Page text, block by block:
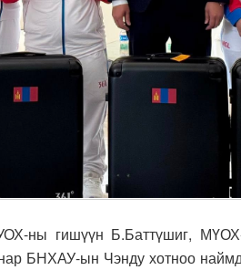
гишүүн Б.Баттүшиг, МҮОХ-
БНХАУ-ын Чэнду хотноо